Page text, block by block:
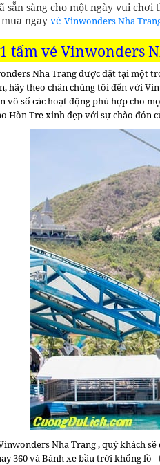
sẵn sàng cho một ngày vui
ngay vé Vinwonders Nha
tấm véVinwonders
Nha Trangđược đặt tại một
hãy theo chân chúng tôi đến với
vô số các hoạt động phù hợp cho
Hòn Tre xinh đẹp với sự chào đón
Nha Trang , quý khách
360 và Bánh xe bầu trời khổng lồ